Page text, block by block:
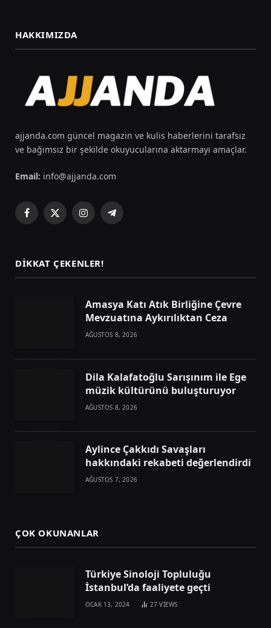
HAKKIMIZDA
ajjanda.com güncel magazin ve kulis haberlerini tarafsız
ve bağımsız bir şekilde okuyucularına aktarmayı amaçlar.
Email: info@ajjanda.com
Facebook
X
InstagramTelegram
DIKKAT ÇEKENLER!
Amasya Katı Atık Birliğine Çevre
Mevzuatına Aykırılıktan Ceza
AĞUSTOS 8, 2026
Dila Kalafatoğlu Sarışınım ile Ege
müzik kültürünü buluşturuyor
AĞUSTOS 8, 2026
Aylince Çakkıdı Savaşları
hakkındaki rekabeti değerlendirdi
AĞUSTOS 7, 2026
ÇOK OKUNANLAR
Türkiye Sinoloji Topluluğu
İstanbul’da faaliyete geçti
OCAK 13, 2024 27VIEWS